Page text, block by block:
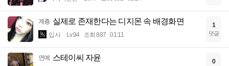
계층 실제로 존재한다는 디지몬 속 배경화면
입사 Lv.94 조회 887 01:11
1
댓글
연예 스테이씨 자윤 0